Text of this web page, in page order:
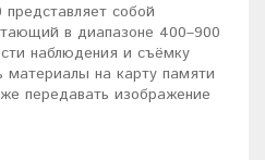
собой
в диапазоне 400–900
наблюдения и съёмку
материалы на карту памяти
передавать изображение